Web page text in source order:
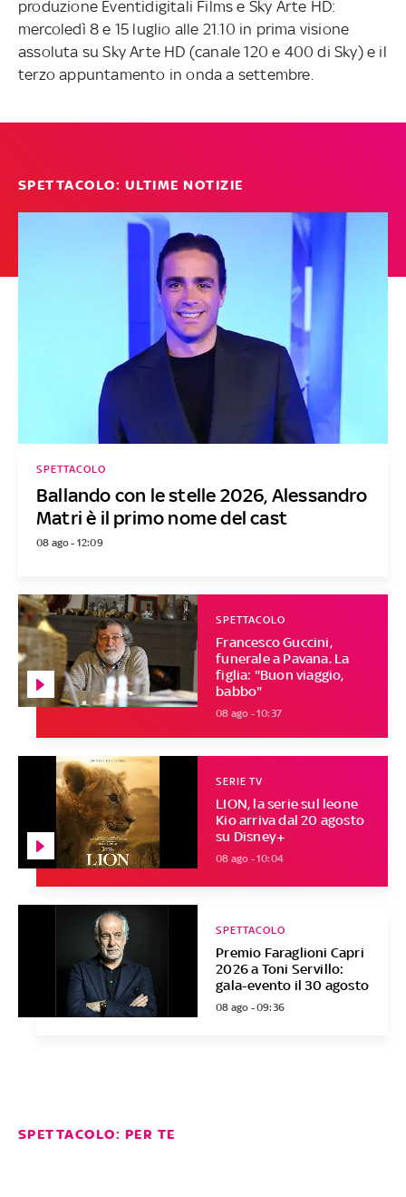
produzione Eventidigitali Films e Sky Arte HD:
mercoledì 8 e 15 luglio alle 21.10 in prima visione
assoluta su Sky Arte HD (canale 120 e 400 di Sky) e il
terzo appuntamento in onda a settembre.
SPETTACOLO: ULTIME NOTIZIE
Ballando con le stelle 2026, Alessandro
Matri è il primo nome del cast
SPETTACOLO
08 ago - 12:09
Francesco Guccini,
funerale a Pavana. La
figlia: "Buon viaggio,
babbo"
SPETTACOLO
08 ago - 10:37
LION, la serie sul leone
Kio arriva dal 20 agosto
su Disney+
SERIE TV
08 ago - 10:04
Premio Faraglioni Capri
2026 a Toni Servillo:
gala-evento il 30 agosto
SPETTACOLO
08 ago - 09:36
SPETTACOLO: PER TE